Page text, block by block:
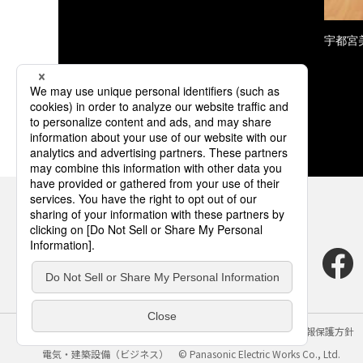
宇都宮
サイトのご利用にあたって クッキーポリシー
個人情報保護方針
電気・建築設備（ビジネス）
© Panasonic Electric Works Co., Ltd.